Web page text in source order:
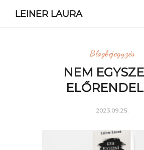
LEINER LAURA
Blogbejegyzés
NEM
2023.09.25.